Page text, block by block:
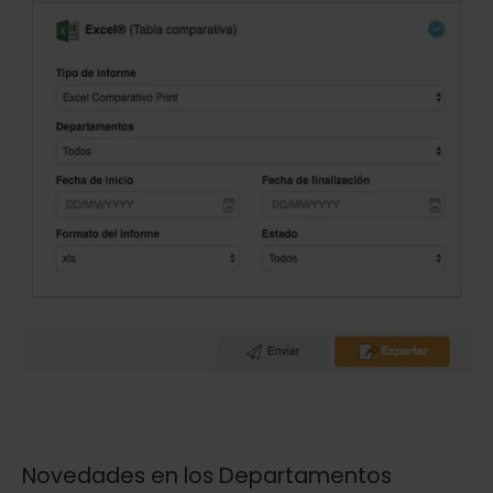
Novedades en los Departamentos